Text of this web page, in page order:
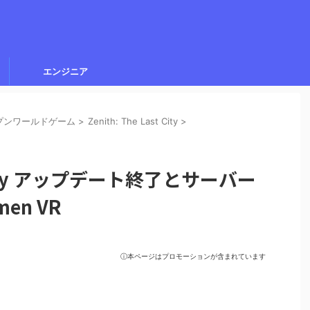
エンジニア
ンワールドゲーム > Zenith: The Last City >
ップデート終了とサーバー
VR
ⓘ本ページはプロモーションが含まれています